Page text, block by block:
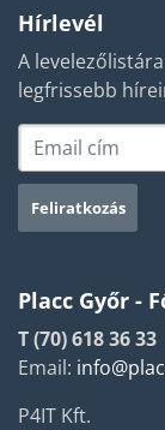
Hírlevél
A
legfrissebb
Placc Győr -
T (70) 618 36 33
Email:
P4IT Kft.